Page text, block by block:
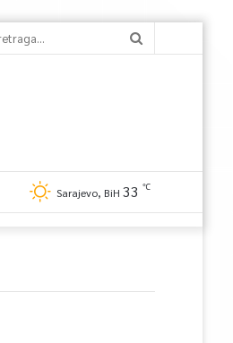
Sarajevo, BiH 33 ℃